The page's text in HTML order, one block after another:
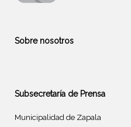
Sobre nosotros
Subsecretaría de Prensa
Municipalidad de Zapala